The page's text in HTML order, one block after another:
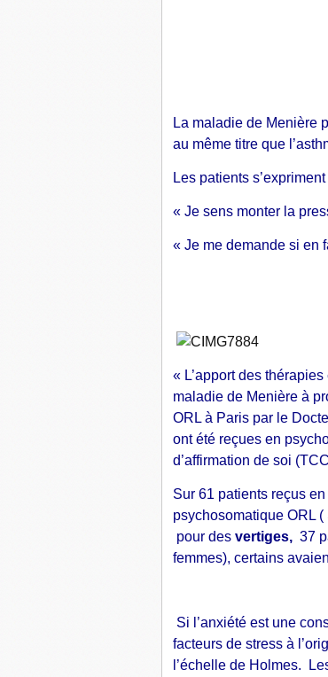
La maladie de Menière
au même titre que
Les patients s’expriment
« Je sens monter la
« Je me demande si en
« L’apport des
maladie de Menière à
ORL à Paris par le
ont été reçues en
d’affirmation de soi
Sur 61 patients reçus
psychosomatique ORL
pour des vertiges, 37
femmes), certains
Si l’anxiété est une
facteurs de stress à
l’échelle de Holmes.